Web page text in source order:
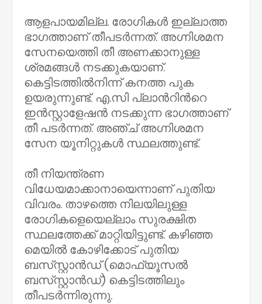
ആളപായമില്ല. രോഗികൾ ഇല്ലാത്ത
ഭാഗത്താണ് തീപടർന്നത്. അഗ്നിശമന
സേനയെത്തി തീ അണക്കാനുള്ള
ശ്രമങ്ങൾ നടക്കുകയാണ്.
കെട്ടിടത്തിൽനിന്ന് കനത്ത പുക
ഉയരുന്നുണ്ട്. എ.സി പ്ലാന്‍റിന്‍റെ
ഇൻസ്റ്റാളേഷൻ നടക്കുന്ന ഭാഗത്താണ്
തീ പടർന്നത്. അഞ്ച് അഗ്നിശമന
സേന യൂനിറ്റുകൾ സ്ഥലത്തുണ്ട്.
തീ നിയന്ത്രണ
വിധേയമാക്കാനായെന്നാണ് പുതിയ
വിവരം. താഴത്തെ നിലയിലുള്ള
രോഗികളെയെല്ലാം സുരക്ഷിത
സ്ഥലത്തേക്ക് മാറ്റിയിട്ടുണ്ട്. കഴിഞ്ഞ
മെയിൽ കോഴിക്കോട് പുതിയ
ബസ്‍സ്റ്റാൻഡ് (മൊഫ്യൂസൽ
ബസ്‍സ്റ്റാൻഡ്) കെട്ടിടത്തിലും
തീപടർന്നിരുന്നു.